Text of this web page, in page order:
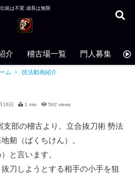
伝統は不変 成長は無限
介 稽古場一覧 門人募集 お
ム 技法動画紹介
16日 1 min 592 views
支部の稽古より、立合抜刀術 勢法
剱（ばくちけん）。
と言います。
刀しようとする相手の小手を狙